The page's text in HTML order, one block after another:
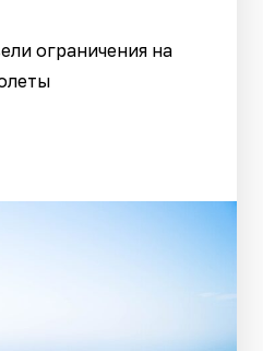
ограничения на